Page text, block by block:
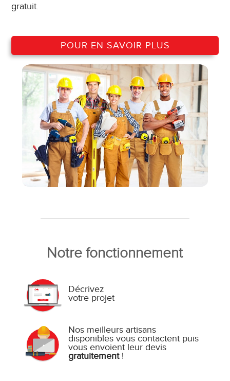
gratuit.
POUR EN SAVOIR PLUS
Notre fonctionnement
Décrivez
votre projet
Nos meilleurs artisans
disponibles vous contactent puis
vous envoient leur devis
gratuitement!